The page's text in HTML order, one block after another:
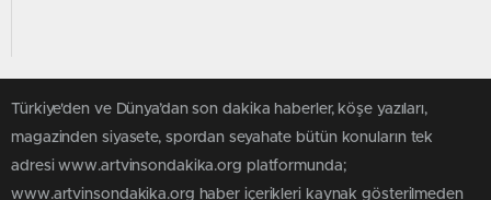
Türkiye'den ve Dünya’dan son dakika haberler, köşe yazıları,
magazinden siyasete, spordan seyahate bütün konuların tek
adresi www.artvinsondakika.org platformunda;
www.artvinsondakika.org haber içerikleri kaynak gösterilmeden